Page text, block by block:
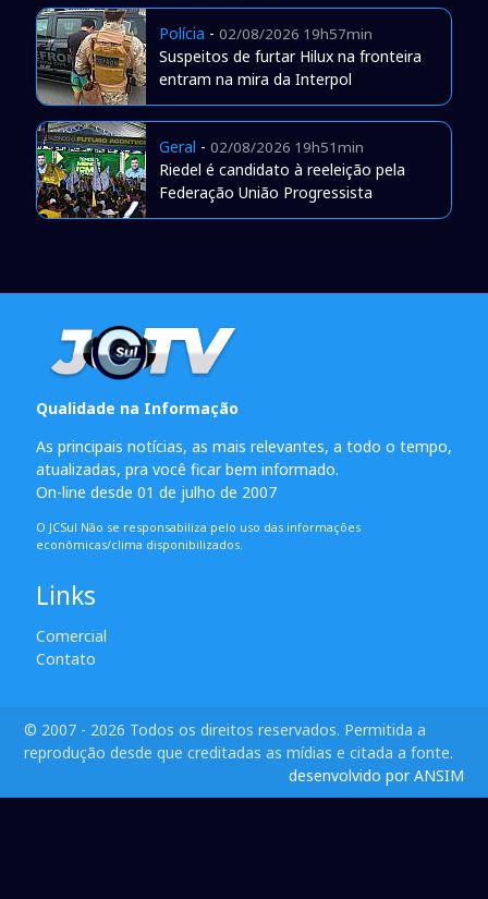
Polícia - 02/08/2026 19h57min
Suspeitos de furtar Hilux na fronteira
entram na mira da Interpol
Geral - 02/08/2026 19h51min
Riedel é candidato à reeleição pela
Federação União Progressista
Qualidade na Informação
As principais notícias, as mais relevantes, a todo o tempo,
atualizadas, pra você ficar bem informado.
On-line desde 01 de julho de 2007
O JCSul Não se responsabiliza pelo uso das informações
econômicas/clima disponibilizados.
Links
Comercial
Contato
© 2007 - 2026 Todos os direitos reservados. Permitida a
reprodução desde que creditadas as mídias e citada a fonte.
desenvolvido por ANSIM